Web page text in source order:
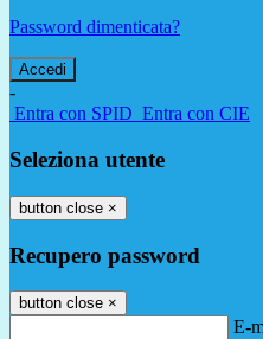
Password dimenticata?
-
Entra con SPID Entra con CIE
Seleziona utente
button close ×
Recupero password
button close ×
E-